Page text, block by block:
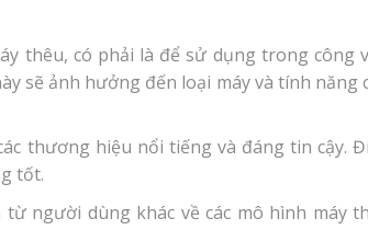
thêu, có phải là để sử dụng trong công
sẽ ảnh hưởng đến loại máy và tính năng
thương hiệu nổi tiếng và đáng tin cậy.
tốt.
người dùng khác về các mô hình máy